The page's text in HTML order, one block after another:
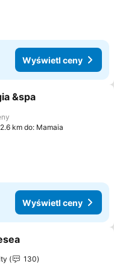
Wyświetl ceny
ulubionych
&spa
km do: Mamaia
Wyświetl ceny
ulubionych
130